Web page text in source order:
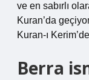
ve en sabırlı
Kuran’da
Kuran-ı
Berra